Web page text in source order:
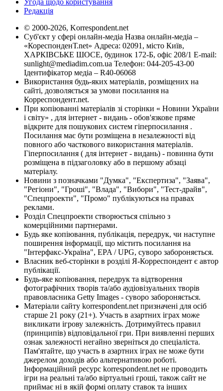
Редакція
© 2000-2026, Korrespondent.net
Суб'єкт у сфері онлайн-медіа Назва онлайн-медіа –
«КореспонденТ.net» Адреса: 02091, місто Київ,
ХАРКІВСЬКЕ ШОСЕ, будинок 172-Б, офіс 208/1 E-mail:
sunlight@mediadim.com.ua Телефон: 044-205-43-00
Ідентифікатор медіа – R40-06068
Використання будь-яких матеріалів, розміщених на
сайті, дозволяється за умови посилання на
Корреспондент.net.
При копіюванні матеріалів зі сторінки « Новини України
і світу» , для інтернет - видань - обов'язкове пряме
відкрите для пошукових систем гіперпосилання .
Посилання має бути розміщена в незалежності від
повного або часткового використання матеріалів.
Гіперпосилання ( для інтернет - видань) - повинна бути
розміщена в підзаголовку або в першому абзаці
матеріалу.
Новини з позначками "Думка", "Експертиза", "Заява",
"Регіони", "Гроші", "Влада", "Вибори", "Тест-драйв",
"Спецпроекти", "Промо" публікуються на правах
реклами.
Розділ Спецпроекти створюється спільно з
комерційними партнерами.
Будь яке копіювання, публікація, передрук, чи наступне
поширення інформації, що містить посилання на
"Інтерфакс-Україна", EPA / UPG, суворо забороняється.
Власник веб-сторінки в розділі Я-Корреспондент є автор
публікації.
Будь-яке копіювання, передрук та відтворення
фотографічних творів та/або аудіовізуальних творів
правовласника Getty Images - суворо забороняється.
Матеріали сайту korrespondent.net призначені для осіб
старше 21 року (21+). Участь в азартних іграх може
викликати ігрову залежність. Дотримуйтесь правил
(принципів) відповідальної гри. При виявленні перших
ознак залежності негайно зверніться до спеціаліста.
Пам'ятайте, що участь в азартних іграх не може бути
джерелом доходів або альтернативою роботі.
Інформаційний ресурс korrespondent.net не проводить
ігри на реальні та/або віртуальні гроші, також сайт не
приймає ні в якій формі оплату ставок та інших